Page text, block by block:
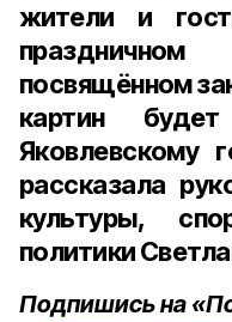
жители и
посвящённом
картин
Яковлевскому
рассказала
культуры,
политики
Подпишись на